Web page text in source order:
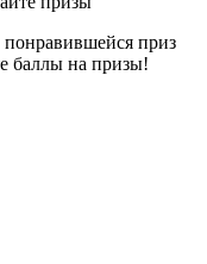
приз
баллы на призы!